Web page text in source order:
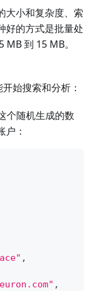
大小和复杂度、索
好的方式是批量处
到 15 MB。
始搜索和分析：
个随机生成的数
：
,
,